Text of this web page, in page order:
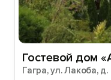
Гостевой дом
Гагра, ул. Лакоба, д.